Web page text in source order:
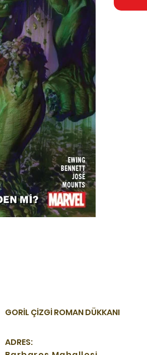
GORİL ÇİZGİ ROMAN DÜKKANI
ADRES: